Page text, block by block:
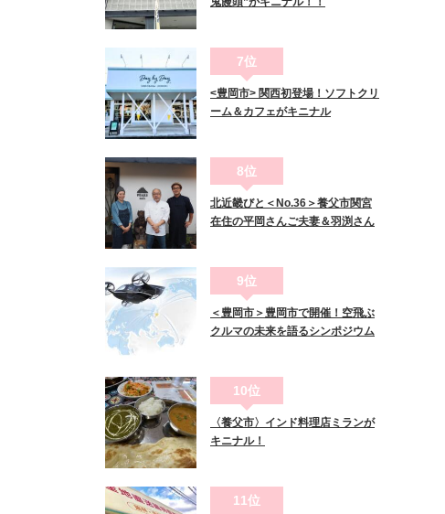
7位
<豊岡市> 関西初登場！ソフトクリ
ーム＆カフェがキニナル
8位
北近畿びと＜No.36＞養父市関宮
在住の平岡さんご夫妻＆羽渕さん
9位
＜豊岡市＞豊岡市で開催！空飛ぶ
クルマの未来を語るシンポジウム
10位
〈養父市〉インド料理店ミランが
キニナル！
11位